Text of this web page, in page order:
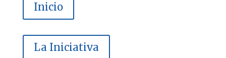
Inicio
La Iniciativa